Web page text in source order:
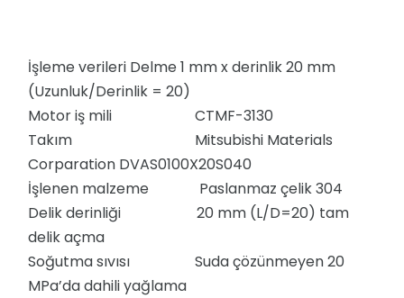
İşleme verileri Delme 1 mm x derinlik 20 mm
(Uzunluk/Derinlik = 20)
Motor iş mili CTMF-3130
Takım Mitsubishi Materials
Corparation DVAS0100X20S040
İşlenen malzeme Paslanmaz çelik 304
Delik derinliği 20 mm (L/D=20) tam
delik açma
Soğutma sıvısı Suda çözünmeyen 20
MPa’da dahili yağlama